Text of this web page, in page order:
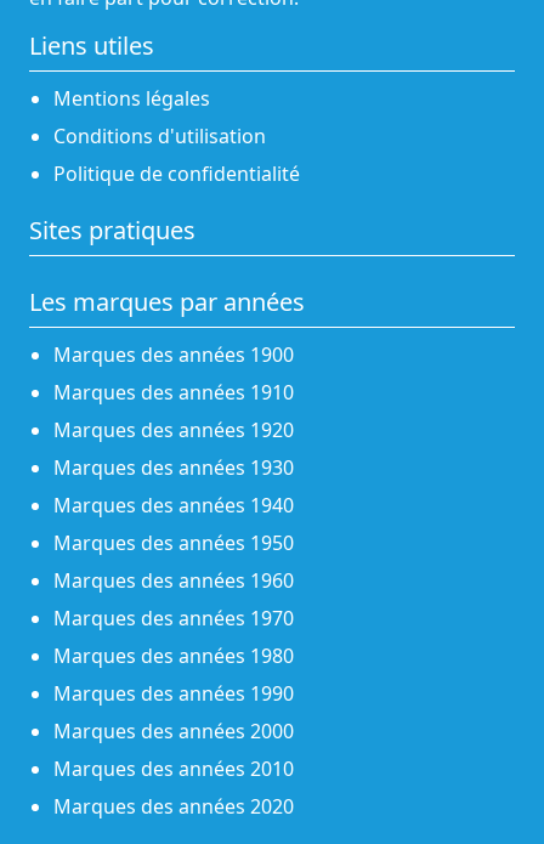
Liens utiles
Mentions légales
Conditions d'utilisation
Politique de confidentialité
Sites pratiques
Les marques par années
Marques des années 1900
Marques des années 1910
Marques des années 1920
Marques des années 1930
Marques des années 1940
Marques des années 1950
Marques des années 1960
Marques des années 1970
Marques des années 1980
Marques des années 1990
Marques des années 2000
Marques des années 2010
Marques des années 2020